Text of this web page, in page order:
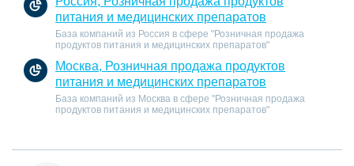
питания и медицинских препаратов
База компаний из Россия в сфере "Розничная продажа
продуктов питания и медицинских препаратов"
Москва, Розничная продажа продуктов
питания и медицинских препаратов
База компаний из Москва в сфере "Розничная продажа
продуктов питания и медицинских препаратов"